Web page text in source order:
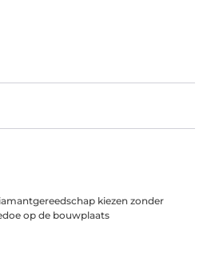
kiezen zonder
op de bouwplaats